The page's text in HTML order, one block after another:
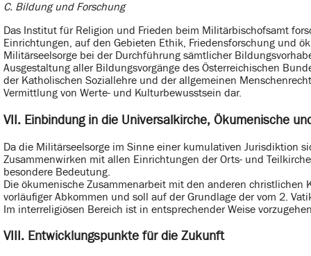
C. Bildung und Forschung
Das Institut für Religion und Frieden beim Militärbischofsamt
Einrichtungen, auf den Gebieten Ethik, Friedensforschung und
Militärseelsorge bei der Durchführung sämtlicher
Ausgestaltung aller Bildungsvorgänge des Österreichischen
der Katholischen Soziallehre und der allgemeinen
Vermittlung von Werte- und Kulturbewusstsein dar.
VII. Einbindung in die Universalkirche, Ökumenische
Da die Militärseelsorge im Sinne einer kumulativen Jurisdiktion
Zusammenwirken mit allen Einrichtungen der Orts- und
besondere Bedeutung.
Die ökumenische Zusammenarbeit mit den anderen
vorläufiger Abkommen und soll auf der Grundlage der vom 2.
Im interreligiösen Bereich ist in entsprechender Weise
VIII. Entwicklungspunkte für die Zukunft